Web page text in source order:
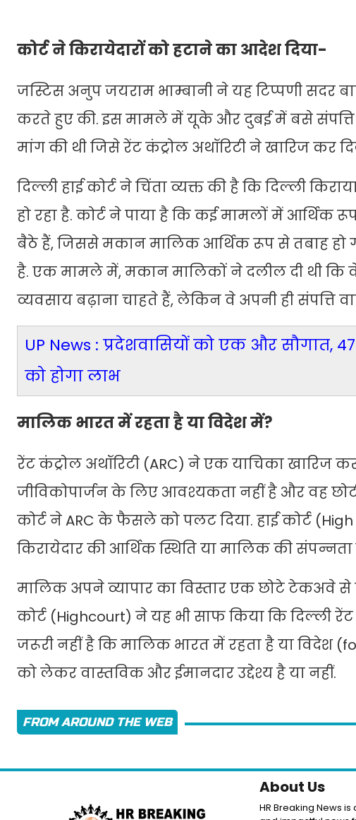
कोर्ट ने किरायेदारों को हटाने का आदेश दिया-
जस्टिस अनुप जयराम भाम्बानी ने यह टिप्पणी सदर
करते हुए की. इस मामले में यूके और दुबई में बसे संपत्ति
मांग की थी जिसे रेंट कंट्रोल अथॉरिटी ने खारिज कर
दिल्ली हाई कोर्ट ने चिंता व्यक्त की है कि दिल्ली
हो रहा है. कोर्ट ने पाया है कि कई मामलों में आर्थिक
बैठे हैं, जिससे मकान मालिक आर्थिक रूप से तबाह हो
है. एक मामले में, मकान मालिकों ने दलील दी थी कि
व्यवसाय बढ़ाना चाहते हैं, लेकिन वे अपनी ही संपत्ति
UP News : प्रदेशवासियों को एक और सौगात,
को होगा लाभ
मालिक भारत में रहता है या विदेश में?
रेंट कंट्रोल अथॉरिटी (ARC) ने एक याचिका खारिज
जीविकोपार्जन के लिए आवश्यकता नहीं है और वह
कोर्ट ने ARC के फैसले को पलट दिया. हाई कोर्ट
किरायेदार की आर्थिक स्थिति या मालिक की
मालिक अपने व्यापार का विस्तार एक छोटे टेकअवे से
कोर्ट (Highcourt) ने यह भी साफ किया कि दिल्ली
जरूरी नहीं है कि मालिक भारत में रहता है या विदेश
को लेकर वास्तविक और ईमानदार उद्देश्य है या नहीं.
FROM AROUND THE WEB
About Us
HR Breaking News